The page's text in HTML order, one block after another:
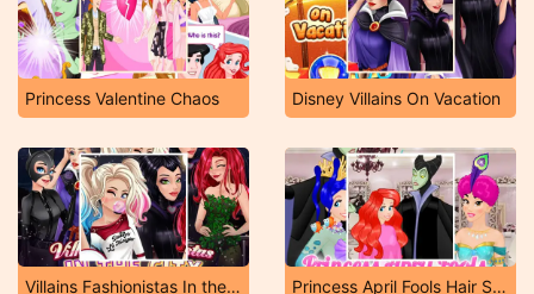
Princess Valentine Chaos Disney Villains On Vacation
Villains Fashionistas In the City Princess April Fools Hair Salon